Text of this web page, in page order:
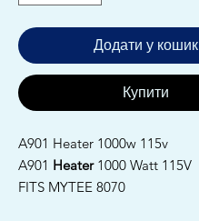
Додати у кошик
Купити
A901 Heater 1000w 115v
A901 Heater1000 Watt 115V
FITS MYTEE 8070